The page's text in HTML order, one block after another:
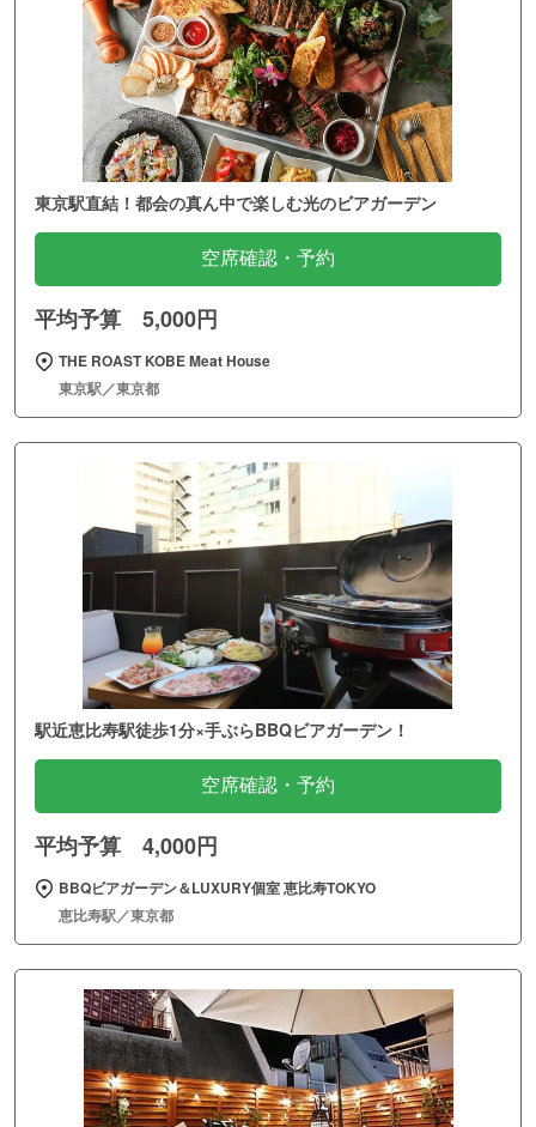
東京駅直結！都会の真ん中で楽しむ光のビアガーデン
空席確認・予約
平均予算 5,000円
THE ROAST KOBE Meat House
東京駅／東京都
駅近恵比寿駅徒歩1分×手ぶらBBQビアガーデン！
空席確認・予約
平均予算 4,000円
BBQビアガーデン＆LUXURY個室 恵比寿TOKYO
恵比寿駅／東京都